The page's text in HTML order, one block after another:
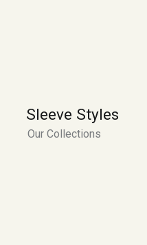
Sleeve Styles
Our Collections